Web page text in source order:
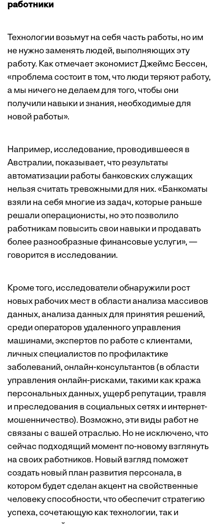
работники
Технологии возьмут на себя часть работы, но им
не нужно заменять людей, выполняющих эту
работу. Как отмечает экономист Джеймс Бессен,
«проблема состоит в том, что люди теряют работу,
а мы ничего не делаем для того, чтобы они
получили навыки и знания, необходимые для
новой работы».
Например, исследование, проводившееся в
Австралии, показывает, что результаты
автоматизации работы банковских служащих
нельзя считать тревожными для них. «Банкоматы
взяли на себя многие из задач, которые раньше
решали операционисты, но это позволило
работникам повысить свои навыки и продавать
более разнообразные финансовые услуги», —
говорится в исследовании.
Кроме того, исследователи обнаружили рост
новых рабочих мест в области анализа массивов
данных, анализа данных для принятия решений,
среди операторов удаленного управления
машинами, экспертов по работе с клиентами,
личных специалистов по профилактике
заболеваний, онлайн-консультантов (в области
управления онлайн-рисками, такими как кража
персональных данных, ущерб репутации, травля
и преследования в социальных сетях и интернет-
мошенничество). Возможно, эти виды работ не
связаны с вашей отраслью. Но не исключено, что
сейчас подходящий момент по-новому взглянуть
на своих работников. Новый взгляд поможет
создать новый план развития персонала, в
котором будет сделан акцент на свойственные
человеку способности, что обеспечит стратегию
успеха, сочетающую как технологии, так и